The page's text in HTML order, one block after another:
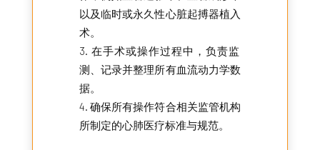
以及临时或永久性心脏起搏器植入
术。
在手术或操作过程中，负责监
测、记录并整理所有血流动力学数
据。
确保所有操作符合相关监管机构
所制定的心肺医疗标准与规范。